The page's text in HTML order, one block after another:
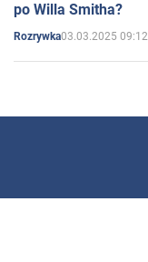
po Willa Smitha?
Rozrywka03.03.2025 09:12